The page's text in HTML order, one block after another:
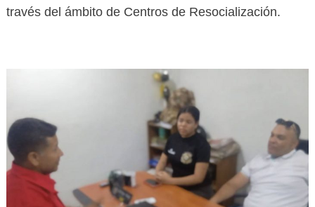
través del ámbito de Centros de Resocialización.